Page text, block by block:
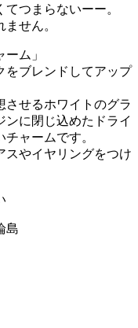
つまらないーー。
せん。
ム」
をブレンドしてアップ
させるホワイトのグラ
ンに閉じ込めたドライ
ャームです。
スやイヤリングをつけ
島